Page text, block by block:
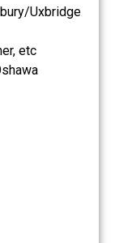
Uxbridge
etc